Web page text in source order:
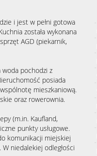
i jest w pełni gotowa
została wykonana
AGD (piekarnik,
woda pochodzi z
posiada
mieszkaniową.
oraz rowerownia.
(m.in. Kaufland,
punkty usługowe.
komunikacji miejskiej
niedalekiej odległości